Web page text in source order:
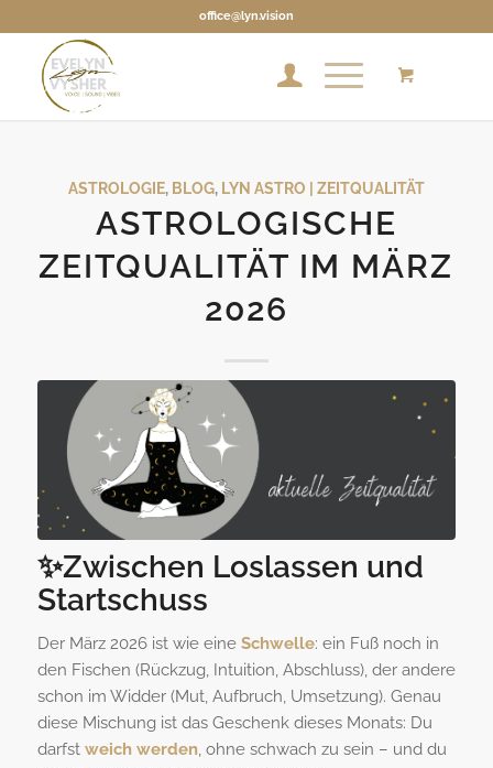
office@lyn.vision
ASTROLOGIE, BLOG, LYN ASTRO | ZEITQUALITÄT
ASTROLOGISCHE
ZEITQUALITÄT IM MÄRZ
2026
✨Zwischen Loslassen und
Startschuss
Der März 2026 ist wie eine Schwelle: ein Fuß noch in
den Fischen (Rückzug, Intuition, Abschluss), der andere
schon im Widder (Mut, Aufbruch, Umsetzung). Genau
diese Mischung ist das Geschenk dieses Monats: Du
darfst weich werden, ohne schwach zu sein – und du